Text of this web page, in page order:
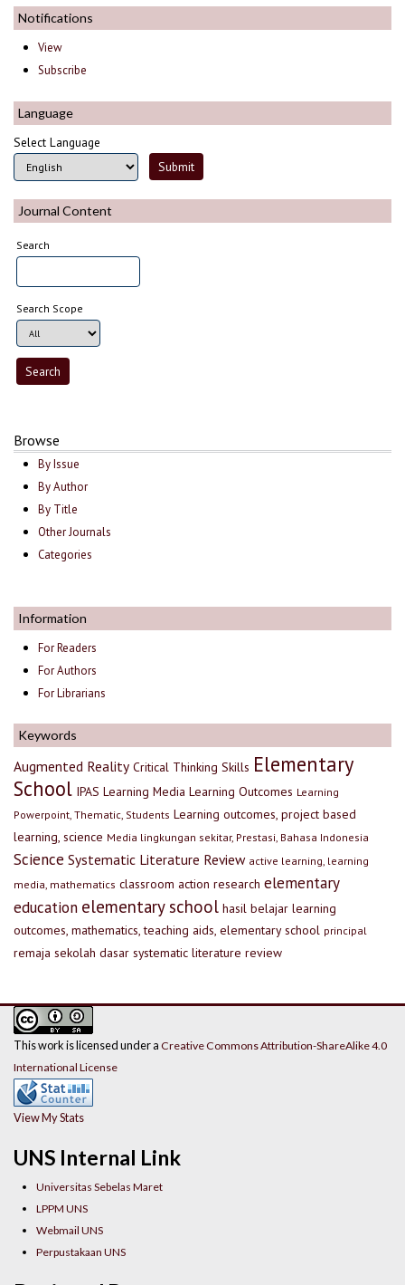
Notifications
View
Subscribe
Language
Select Language
Journal Content
Search
Search Scope
Browse
By Issue
By Author
By Title
Other Journals
Categories
Information
For Readers
For Authors
For Librarians
Keywords
Augmented Reality Critical Thinking Skills Elementary
School IPAS Learning Media Learning Outcomes Learning
Powerpoint, Thematic, Students Learning outcomes, project based
learning, science Media lingkungan sekitar, Prestasi, Bahasa Indonesia
Science Systematic Literature Review active learning, learning
media, mathematics classroom action research elementary
education elementary school hasil belajar learning
outcomes, mathematics, teaching aids, elementary school principal
remaja sekolah dasar systematic literature review
UNS Internal Link
Universitas Sebelas Maret
LPPM UNS
Webmail UNS
Perpustakaan UNS
This work is licensed under a Creative Commons Attribution-ShareAlike 4.0
International License
View My Stats